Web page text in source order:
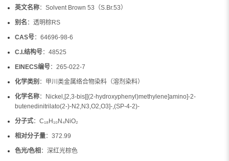
英文名称：Solvent Brown 53（S.Br.53）
别名 ：透明棕RS
CAS号：64696-98-6
C.I.结构号：48525
EINECS编号：265-022-7
化学类别 ：甲川类金属络合物染料（溶剂染料）
化学名称：Nickel,[2,3-bis[[(2-hydroxyphenyl)methylene]amino]-2-
butenedinitrilato(2-)-N2,N3,O2,O3]-,(SP-4-2)-
分子式：C₁₈H₁₀N₄NiO₂
相对分子量：372.99
色光/色相 ：深红光棕色